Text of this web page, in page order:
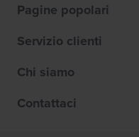
Pagine popolari
Servizio clienti
Chi siamo
Contattaci